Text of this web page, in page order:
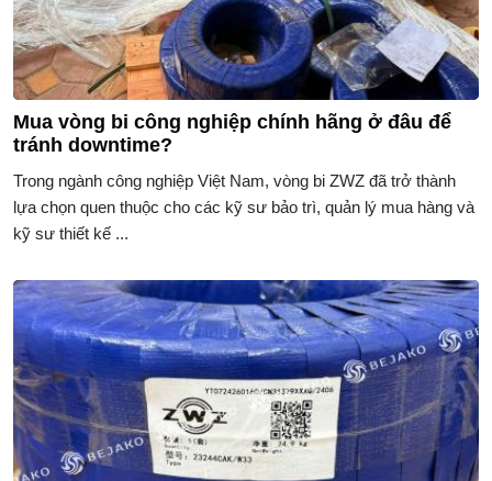
Mua vòng bi công nghiệp chính hãng ở đâu để
tránh downtime?
Trong ngành công nghiệp Việt Nam, vòng bi ZWZ đã trở thành
lựa chọn quen thuộc cho các kỹ sư bảo trì, quản lý mua hàng và
kỹ sư thiết kế ...